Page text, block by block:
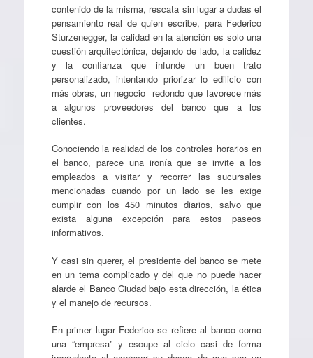
contenido de la misma, rescata sin lugar a dudas el
pensamiento real de quien escribe, para Federico
Sturzenegger, la calidad en la atención es solo una
cuestión arquitectónica, dejando de lado, la calidez
y la confianza que infunde un buen trato
personalizado, intentando priorizar lo edilicio con
más obras, un negocio redondo que favorece más
a algunos proveedores del banco que a los
clientes.
Conociendo la realidad de los controles horarios en
el banco, parece una ironía que se invite a los
empleados a visitar y recorrer las sucursales
mencionadas cuando por un lado se les exige
cumplir con los 450 minutos diarios, salvo que
exista alguna excepción para estos paseos
informativos.
Y casi sin querer, el presidente del banco se mete
en un tema complicado y del que no puede hacer
alarde el Banco Ciudad bajo esta dirección, la ética
y el manejo de recursos.
En primer lugar Federico se refiere al banco como
una “empresa” y escupe al cielo casi de forma